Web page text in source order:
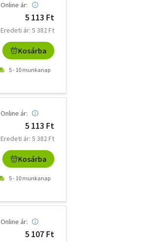
Online ár:
5 113 Ft
Eredeti ár: 5 382 Ft
Kosárba
5 - 10 munkanap
Online ár:
5 113 Ft
Eredeti ár: 5 382 Ft
Kosárba
5 - 10 munkanap
Online ár:
5 107 Ft